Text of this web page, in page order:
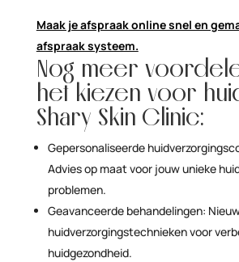
Maak je afspraak online snel en
afspraak systeem.
Nog meer
het kiezen voor
Shary Skin Clinic:
Gepersonaliseerde
Advies op maat voor jouw unieke
problemen.
Geavanceerde behandelingen:
huidverzorgingstechnieken voor
huidgezondheid.